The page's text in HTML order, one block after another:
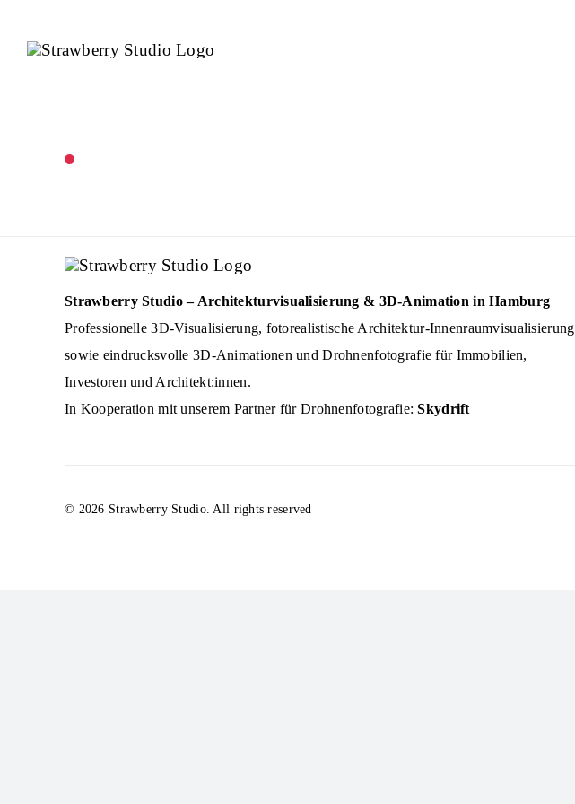
Strawberry Studio – Architekturvisualisierung & 3D‑Animation in Hamburg
Professionelle 3D‑Visualisierung, fotorealistische Architektur‑Innenraumvisualisierung
sowie eindrucksvolle 3D‑Animationen und Drohnenfotografie für Immobilien,
Investoren und Architekt:innen.
In Kooperation mit unserem Partner für Drohnenfotografie:Skydrift
© 2026 Strawberry Studio. All rights reserved